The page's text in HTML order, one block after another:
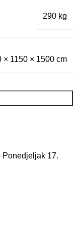
290 kg
× 1150 × 1500 cm
Ponedjeljak 17.